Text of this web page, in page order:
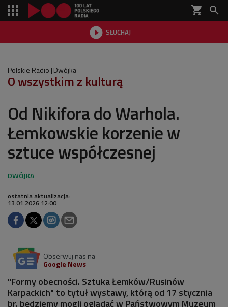
shopping_cart 
 SŁUCHAJ

Polskie Radio Dwójka
O wszystkim z kulturą
Od Nikifora do Warhola.
Łemkowskie korzenie w
sztuce współczesnej
ostatnia aktualizacja:
13.01.2026 12:00
Obserwuj nas na
Google News
"Formy obecności. Sztuka Łemków/Rusinów
Karpackich" to tytuł wystawy, którą od 17 stycznia
br. będziemy mogli oglądać w Państwowym Muzeum